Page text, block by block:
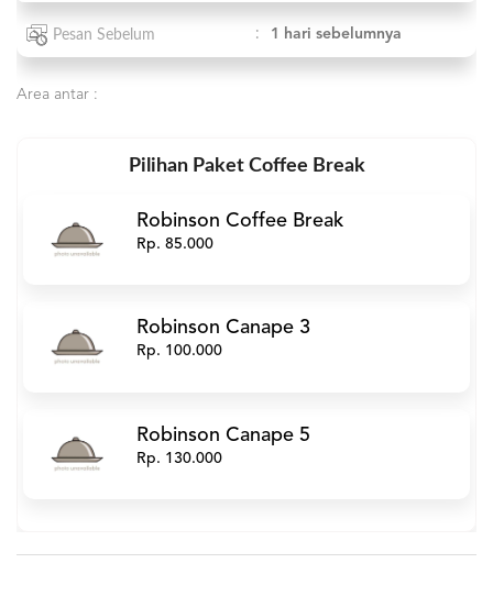
Pesan Sebelum : 1 hari sebelumnya
Area antar :
Pilihan Paket Coffee Break
Robinson Coffee Break
Rp. 85.000
Robinson Canape 3
Rp. 100.000
Robinson Canape 5
Rp. 130.000